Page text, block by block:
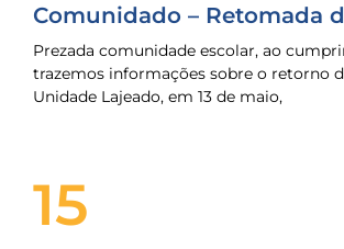
Comunidado – Retomada
Prezada comunidade escolar, ao
trazemos informações sobre o retorno
Unidade Lajeado, em 13 de maio,
15